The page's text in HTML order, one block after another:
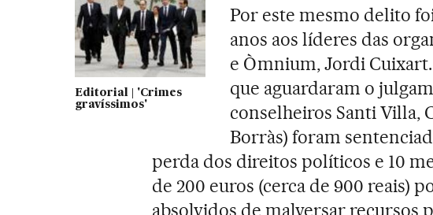
Editorial | 'Crimes
gravíssimos'
Por este mesmo delito
anos aos líderes das
e Òmnium, Jordi
que aguardaram o
conselheiros Santi Villa,
Borràs) foram
perda dos direitos políticos e 10
de 200 euros (cerca de 900 reais)
absolvidos de malversar recursos